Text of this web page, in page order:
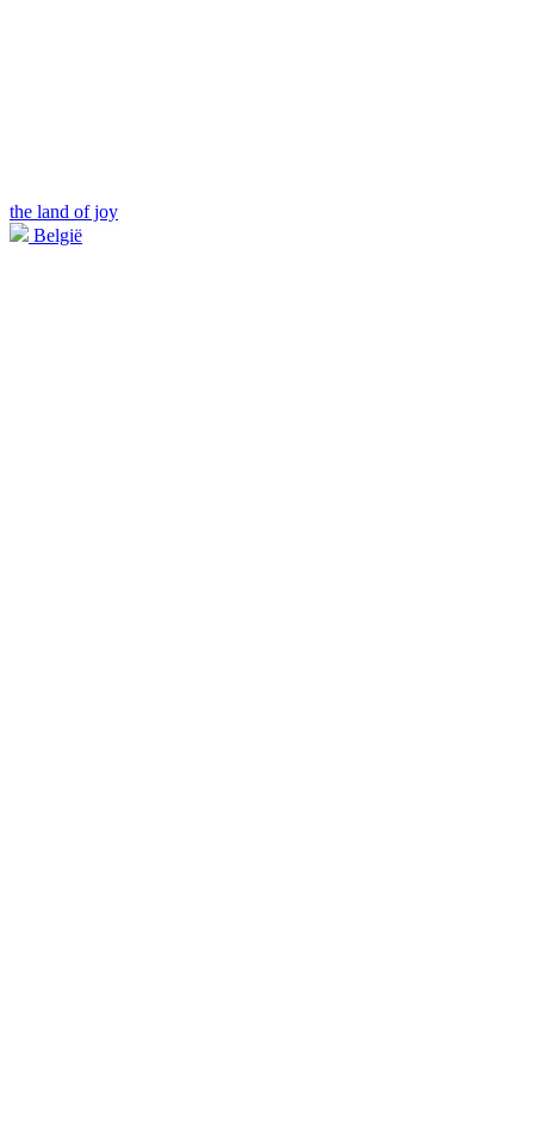
the land of joy
België